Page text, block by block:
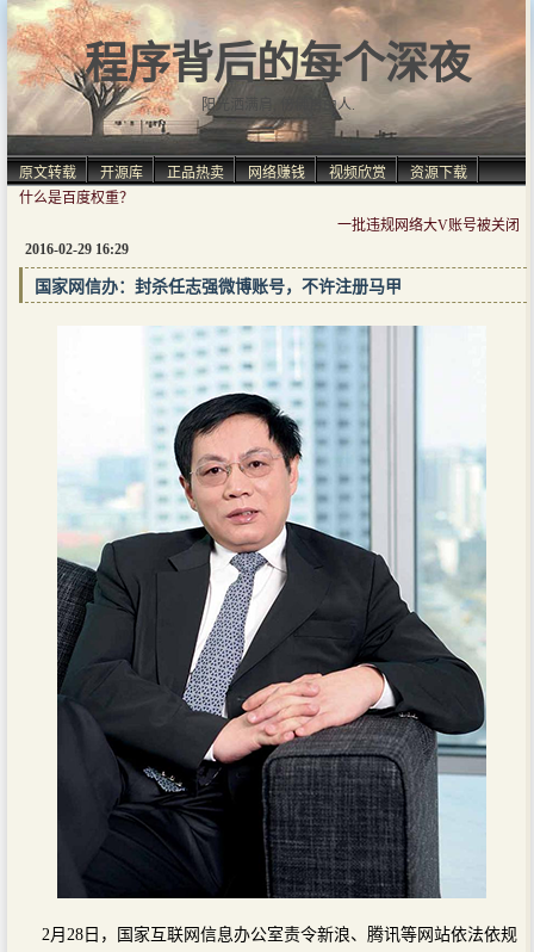
程序背后的每个深夜
阳光洒满肩, 仿佛自由人.
原文转载 开源库 正品热卖 网络赚钱 视频欣赏
资源下载
什么是百度权重？
一批违规网络大V账号被关闭
2016-02-29 16:29
国家网信办：封杀任志强微博账号，不许注册马甲
2月28日，国家互联网信息办公室责令新浪、腾讯等网站依法依规